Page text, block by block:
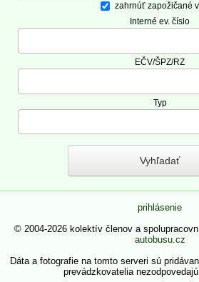
zahrnúť zapožičané
Interné ev. číslo
EČV/ŠPZ/RZ
Typ
prihlásenie
© 2004-2026 kolektív členov a
autobusu.cz
Dáta a fotografie na tomto serveri sú
prevádzkovatelia